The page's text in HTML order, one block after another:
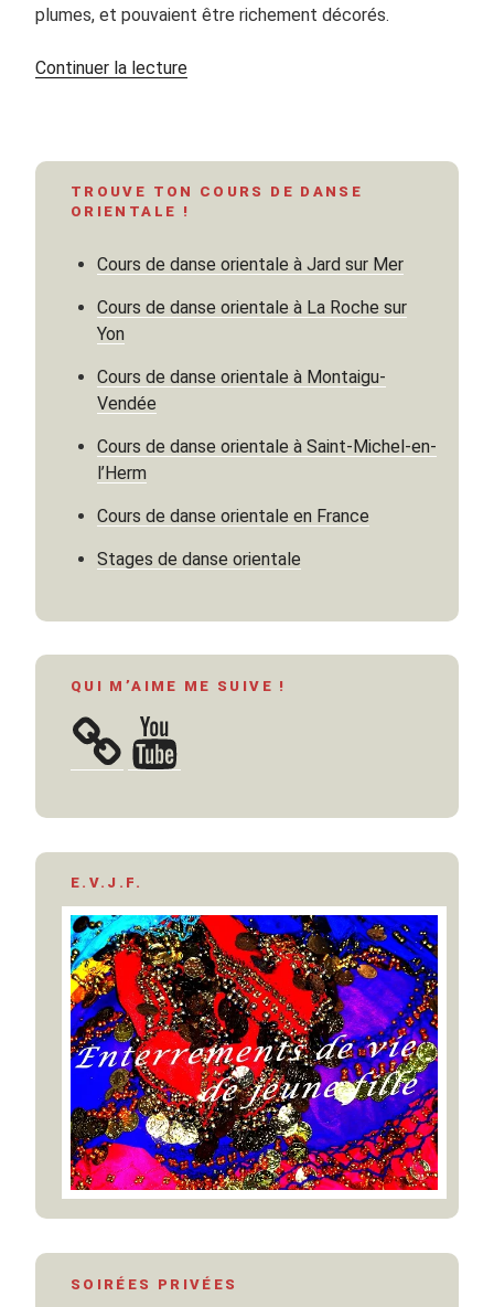
plumes, et pouvaient être richement décorés.
Continuer la lecturede
éventail »
TROUVE TON COURS DE DANSE
ORIENTALE !
Cours de danse orientale à Jard sur Mer
Cours de danse orientale à La Roche sur
Yon
Cours de danse orientale à Montaigu-
Vendée
Cours de danse orientale à Saint-Michel-en-
l’Herm
Cours de danse orientale en France
Stages de danse orientale
QUI M’AIME ME SUIVE !
YouTube
E.V.J.F.
SOIRÉES PRIVÉES